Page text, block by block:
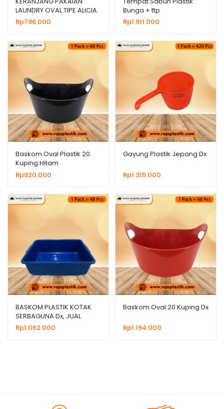
LAUNDRY OVAL TIPE ALICIA
BESAR COKLAT
Rp796.000
Bunga + ttp
Rp1.911.000
Baskom Oval Plastik 20
Kuping Hitam
Rp920.000
Gayung Plastik Jepang Dx
Rp1.315.000
BASKOM PLASTIK KOTAK
SERBAGUNA Dx, JUAL
HARGA GROSIR MURAH
Rp1.062.000
Baskom Oval 20 Kuping Dx
Rp1.194.000